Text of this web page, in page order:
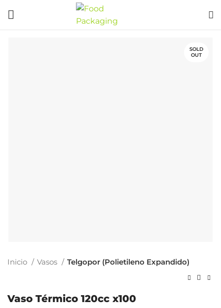
SOLD
OUT
Inicio Vasos Telgopor (Polietileno Expandido)
Vaso Térmico 120cc x100